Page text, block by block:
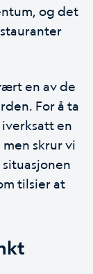
og det
en av de
For å ta
en
skrur vi
tilsier at